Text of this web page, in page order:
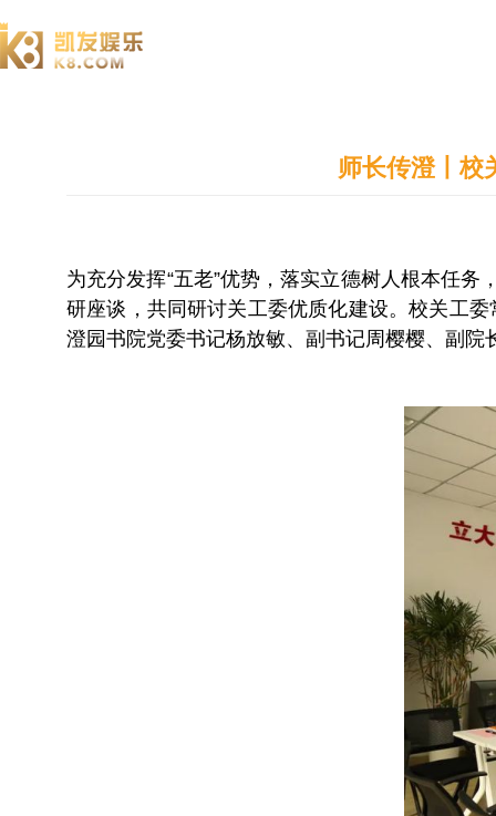
师长传澄丨校
为充分发挥“五老”优势，落实立德树人根本任
研座谈，共同研讨关工委优质化建设。校关工
澄园书院党委书记杨放敏、副书记周樱樱、副